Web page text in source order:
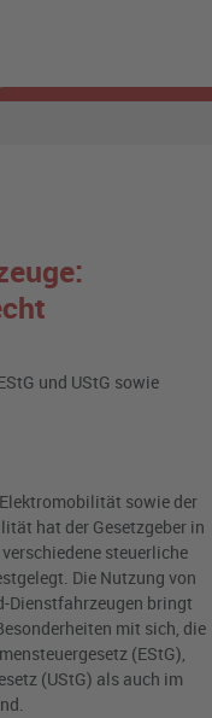
und UStG sowie
sowie der
hat der Gesetzgeber in
steuerliche
Die Nutzung von
Dienstfahrzeugen bringt
mit sich, die
(EStG),
(UStG) als auch im